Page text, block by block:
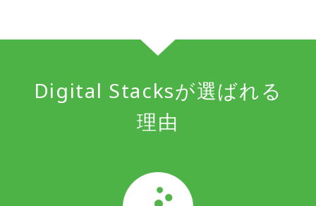
Digital Stacksが選ばれる
理由